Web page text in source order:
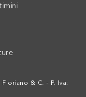
& C. - P. Iva: